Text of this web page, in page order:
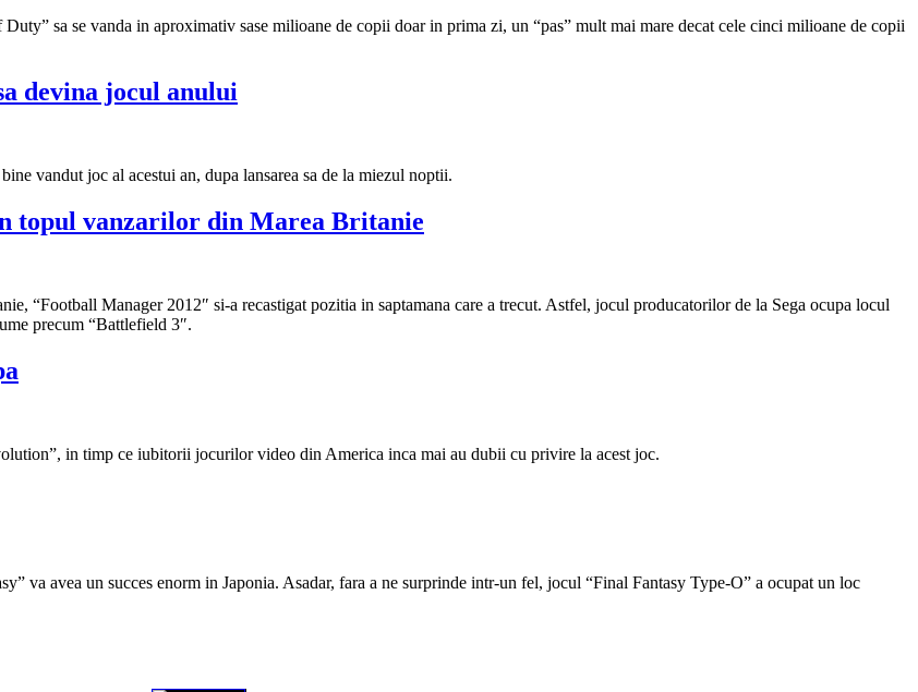
sa se vanda in aproximativ sase milioane de copii doar in prima zi, un “pas” mult mai mare decat cele cinci milioane de copii
devina jocul anului
vandut joc al acestui an, dupa lansarea sa de la miezul noptii.
topul vanzarilor din Marea Britanie
“Football Manager 2012″ si-a recastigat pozitia in saptamana care a trecut. Astfel, jocul producatorilor de la Sega ocupa locul
precum “Battlefield 3″.
in timp ce iubitorii jocurilor video din America inca mai au dubii cu privire la acest joc.
va avea un succes enorm in Japonia. Asadar, fara a ne surprinde intr-un fel, jocul “Final Fantasy Type-O” a ocupat un loc